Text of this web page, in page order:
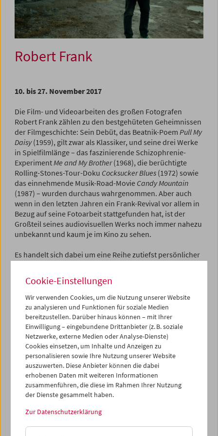
Robert Frank
10. bis 27. November 2017
Die Film- und Videoarbeiten des großen Fotografen
Robert Frank zählen zu den bestgehüteten Geheimnissen
der Filmgeschichte: Sein Debüt, das Beatnik-Poem Pull My
Daisy(1959), gilt zwar als Klassiker, und seine drei Werke
in Spielfilmlänge – das faszinierende Schizophrenie-
ExperimentMe and My Brother(1968), die berüchtigte
Rolling-Stones-Tour-Doku Cocksucker Blues (1972) sowie
das einnehmende Musik-Road-Movie Candy Mountain
(1987) – wurden durchaus wahrgenommen. Aber auch
wenn in den letzten Jahren ein Frank-Revival vor allem in
Bezug auf seine Fotoarbeit stattgefunden hat, ist der
Großteil seines audiovisuellen Werks noch immer nahezu
unbekannt und kaum je im Kino zu sehen.
Es handelt sich dabei um eine Reihe zutiefst persönlicher
Ästhetik verpflichtet sind und ausgiebig dem scheinbar
Unbedeutenden, Nebensächlichen huldigen. In ihnen
lässt sich ein Außenseiterblick auf die Möglichkeiten des
Kinos entdecken.
1925 in Zürich geboren, studiert Frank Französisch und
macht eine Fotografen-Ausbildung in der Schweiz, bevor
er 1947 nach New York emigriert, wo er als Mode- und
Kunstfotograf arbeitet. Mit dem aufsehenerregenden,
1958 mit einem Vorwort von Jack Kerouac erschienenen
FotobandThe Americansliefert er ein düsteres Gegenbild
zur Selbstsicht der USA, wo Franks bahnbrechende Arbeit
zunächst harsch kritisiert wird. Doch sukzessive etabliert
sich The Americans
als einer der einflussreichsten
Fotobände des 20. Jahrhunderts – Frank selbst jedoch ist
unmittelbar nach der Publikation, an der Schwelle zum
Cookie-Einstellungen
Wir verwenden Cookies, um die Nutzung unserer Website
zu analysieren und Funktionen für soziale Medien
bereitzustellen. Darüber hinaus können – mit Ihrer
Einwilligung – eingebundene Drittanbieter (z. B. soziale
Netzwerke, externe Medien oder Analyse-Dienste)
Cookies einsetzen, um Inhalte und Anzeigen zu
personalisieren sowie Ihre Nutzung unserer Website
auszuwerten. Diese Anbieter können die dabei
erhobenen Daten mit weiteren Informationen
zusammenführen, die diese im Rahmen Ihrer Nutzung
der Dienste gesammelt haben.
Zur Datenschutzerklärung